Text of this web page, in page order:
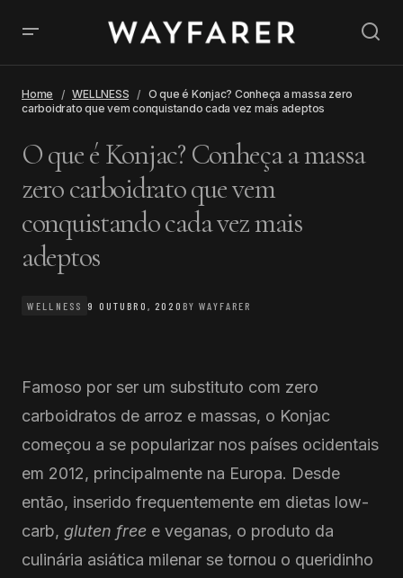
Home WELLNESS
O que é Konjac? Conheça a massa zero
carboidrato que vem conquistando cada vez mais adeptos
O que é Konjac? Conheça a massa
zero carboidrato que vem
conquistando cada vez mais
adeptos
WELLNESS 9 OUTUBRO, 2020 BY WAYFARER
Famoso por ser um substituto com zero
carboidratos de arroz e massas, o Konjac
começou a se popularizar nos países ocidentais
em 2012, principalmente na Europa. Desde
então, inserido frequentemente em dietas low-
carb, gluten free e veganas, o produto da
culinária asiática milenar se tornou o queridinho